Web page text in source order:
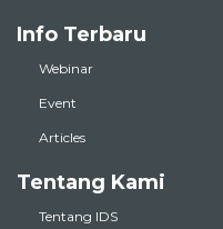
Info Terbaru
Webinar
Event
Articles
Tentang Kami
Tentang IDS